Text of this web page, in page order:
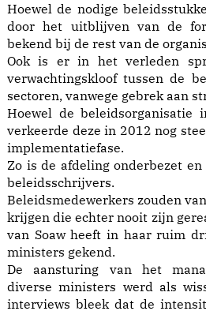
Hoewel de nodige
door het uitblijven van de
bekend bij de rest van de
Ook is er in het verleden
verwachtingskloof tussen de
sectoren, vanwege gebrek aan
Hoewel de beleidsorganisatie
verkeerde deze in 2012 nog
implementatiefase.
Zo is de afdeling onderbezet
beleidsschrijvers.
Beleidsmedewerkers zouden
krijgen die echter nooit zijn
van Soaw heeft in haar ruim
ministers gekend.
De aansturing van het
diverse ministers werd als
interviews bleek dat de